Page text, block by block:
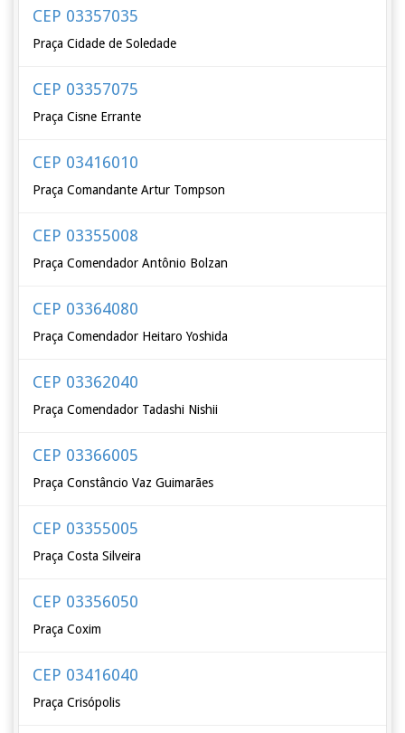
CEP 03357035
Praça Cidade de Soledade
CEP 03357075
Praça Cisne Errante
CEP 03416010
Praça Comandante Artur Tompson
CEP 03355008
Praça Comendador Antônio Bolzan
CEP 03364080
Praça Comendador Heitaro Yoshida
CEP 03362040
Praça Comendador Tadashi Nishii
CEP 03366005
Praça Constâncio Vaz Guimarães
CEP 03355005
Praça Costa Silveira
CEP 03356050
Praça Coxim
CEP 03416040
Praça Crisópolis